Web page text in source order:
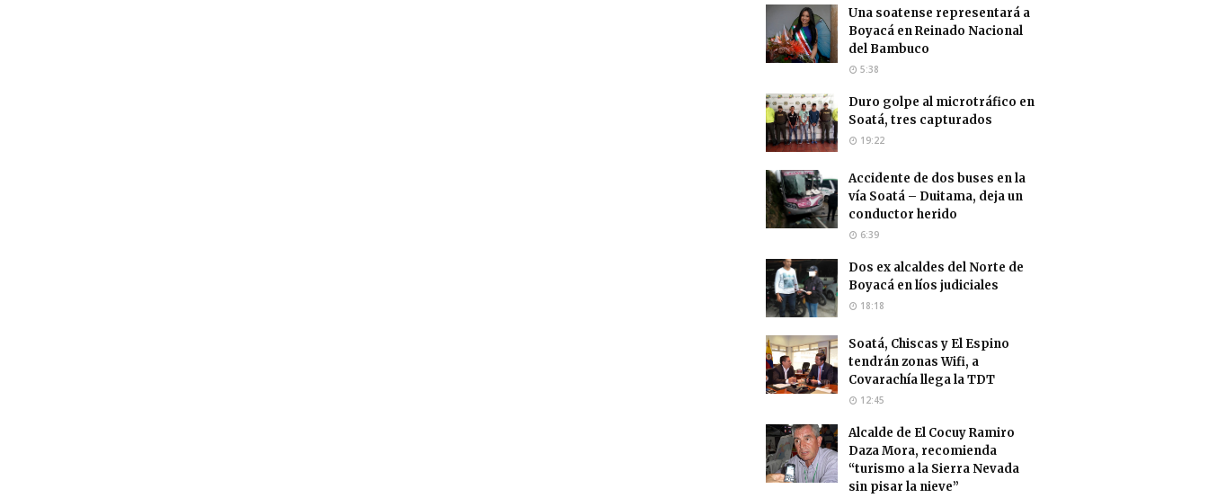
Una soatense representará a
Boyacá en Reinado Nacional
del Bambuco
5:38
Duro golpe al microtráfico en
Soatá, tres capturados
19:22
Accidente de dos buses en la
vía Soatá – Duitama, deja un
conductor herido
6:39
Dos ex alcaldes del Norte de
Boyacá en líos judiciales
18:18
Soatá, Chiscas y El Espino
tendrán zonas Wifi, a
Covarachía llega la TDT
12:45
Alcalde de El Cocuy Ramiro
Daza Mora, recomienda
“turismo a la Sierra Nevada
sin pisar la nieve”